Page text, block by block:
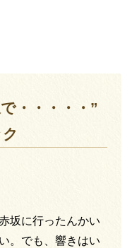
・・・・・”
坂に行ったんかい
。でも、響きはい